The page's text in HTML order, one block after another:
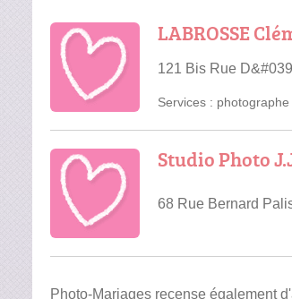
LABROSSE
121 Bis Rue
Services :
Studio Photo
68 Rue Bernard
Photo-Mariages recense également